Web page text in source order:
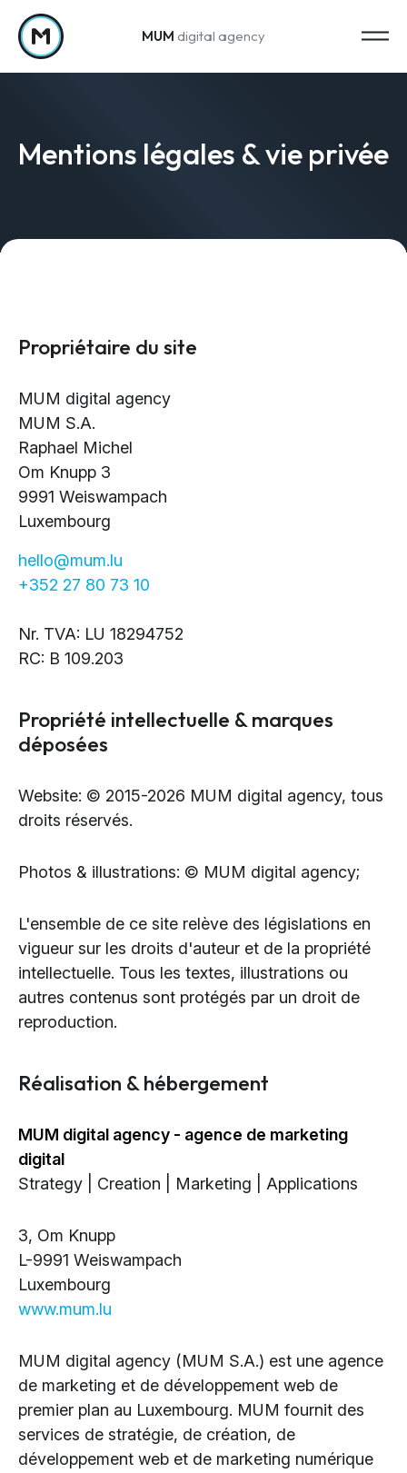
Passer au contenu
MUM digital agency
Design & Identité graphique
Création de sites web
Création de contenu & storytelling
Marketing
Marketing 360°
Référencement (SEO/GEO)
Social Media Marketing (SMM)
Applications
CMS - Systèmes de gestion de contenus
Cloud Services
Mentions légales & vie privée
Propriétaire du site
MUM digital agency
MUM S.A.
Raphael Michel
Om Knupp 3
9991 Weiswampach
Luxembourg
hello@mum.lu
+352 27 80 73 10
Nr. TVA: LU 18294752
RC: B 109.203
Propriété intellectuelle & marques
déposées
Website: © 2015-2026 MUM digital agency, tous
droits réservés.
Photos & illustrations: © MUM digital agency;
L'ensemble de ce site relève des législations en
vigueur sur les droits d'auteur et de la propriété
intellectuelle. Tous les textes, illustrations ou
autres contenus sont protégés par un droit de
reproduction.
Réalisation & hébergement
MUM digital agency - agence de marketing
digital
Strategy | Creation | Marketing | Applications
3, Om Knupp
L-9991 Weiswampach
Luxembourg
www.mum.lu
MUM digital agency (MUM S.A.) est une agence
de marketing et de développement web de
premier plan au Luxembourg. MUM fournit des
services de stratégie, de création, de
développement web et de marketing numérique